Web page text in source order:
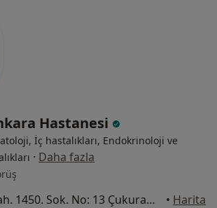
Hastanesi
İç hastalıkları, Endokrinoloji ve
· Daha fazla
Kızılırmak Mah. 1450. Sok. No: 13 Çukurambar, Ankara • Harita